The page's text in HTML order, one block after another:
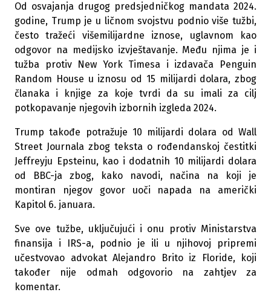
Od osvajanja drugog predsjedničkog mandata 2024.
godine, Trump je u ličnom svojstvu podnio više tužbi,
često tražeći višemilijardne iznose, uglavnom kao
odgovor na medijsko izvještavanje. Među njima je i
tužba protiv New York Timesa i izdavača Penguin
Random House u iznosu od 15 milijardi dolara, zbog
članaka i knjige za koje tvrdi da su imali za cilj
potkopavanje njegovih izbornih izgleda 2024.
Trump takođe potražuje 10 milijardi dolara od Wall
Street Journala zbog teksta o rođendanskoj čestitki
Jeffreyju Epsteinu, kao i dodatnih 10 milijardi dolara
od BBC-ja zbog, kako navodi, načina na koji je
montiran njegov govor uoči napada na američki
Kapitol 6. januara.
Sve ove tužbe, uključujući i onu protiv Ministarstva
finansija i IRS-a, podnio je ili u njihovoj pripremi
učestvovao advokat Alejandro Brito iz Floride, koji
također nije odmah odgovorio na zahtjev za
komentar.